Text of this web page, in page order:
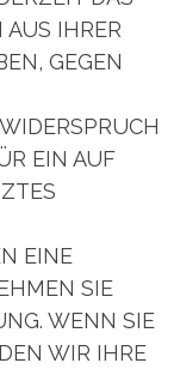
AUS IHRER
GEGEN
EIN AUF
EINE
SIE
WENN SIE
WIR IHRE